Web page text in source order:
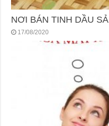
NƠI BÁN TINH DẦU SẢ
17/08/2020